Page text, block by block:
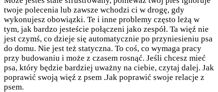
twoje polecenia lub zawsze wchodzi ci w drogę, gdy
wykonujesz obowiązki. Te i inne problemy często leżą w
tym, jak bardzo jesteście połączeni jako zespół. Ta więź nie
jest czymś, co dzieje się automatycznie po przyniesieniu psa
do domu. Nie jest też statyczna. To coś, co wymaga pracy
przy budowaniu i może z czasem rosnąć. Jeśli chcesz mieć
psa, który będzie bardziej uważny na ciebie, czytaj dalej. Jak
poprawić swoją więź z psem .Jak poprawić swoje relacje z
psem.